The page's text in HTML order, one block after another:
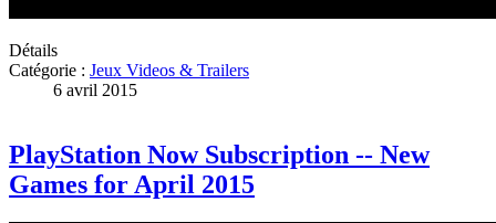
Détails
Catégorie : Jeux Videos & Trailers
6 avril 2015
PlayStation Now Subscription -- New
Games for April 2015